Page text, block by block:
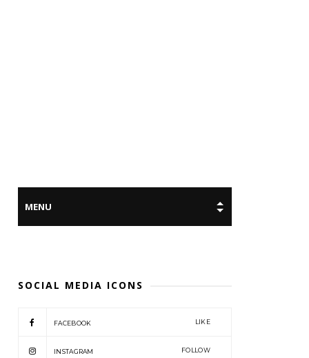
SOCIAL MEDIA ICONS
FACEBOOK LIKE
INSTAGRAM FOLLOW